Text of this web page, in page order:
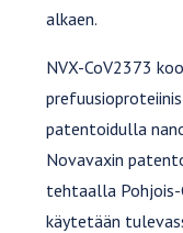
alkaen.
NVX-CoV2373
patentoidulla
Novavaxin
tehtaalla
käytetään